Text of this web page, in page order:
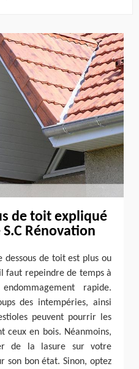
de toit expliqué
Rénovation
dessous de toit est plus ou
faut repeindre de temps à
rapide.
des intempéries, ainsi
peuvent pourrir les
ceux en bois. Néanmoins,
de la lasure sur votre
son bon état. Sinon, optez